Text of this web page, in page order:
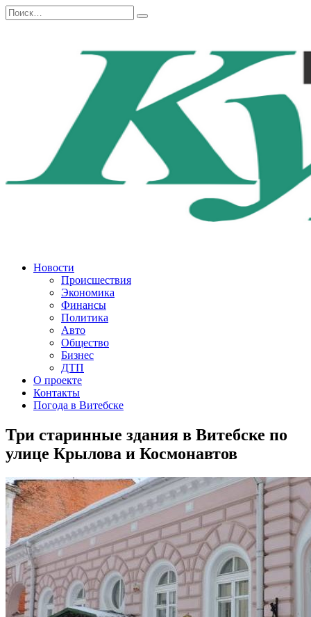
Перейти
к
Search
for:
Новости
Происшествия
Экономика
Финансы
Политика
Авто
Общество
Бизнес
ДТП
О проекте
Контакты
Погода в Витебске
Три старинные здания в Витебске по
улице Крылова и Космонавтов